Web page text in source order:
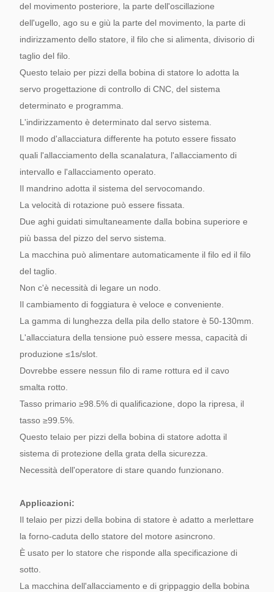
del movimento posteriore, la parte dell'oscillazione
dell'ugello, ago su e giù la parte del movimento, la parte di
indirizzamento dello statore, il filo che si alimenta, divisorio di
taglio del filo.
Questo telaio per pizzi della bobina di statore lo adotta la
servo progettazione di controllo di CNC, del sistema
determinato e programma.
L'indirizzamento è determinato dal servo sistema.
Il modo d'allacciatura differente ha potuto essere fissato
quali l'allacciamento della scanalatura, l'allacciamento di
intervallo e l'allacciamento operato.
Il mandrino adotta il sistema del servocomando.
La velocità di rotazione può essere fissata.
Due aghi guidati simultaneamente dalla bobina superiore e
più bassa del pizzo del servo sistema.
La macchina può alimentare automaticamente il filo ed il filo
del taglio.
Non c'è necessità di legare un nodo.
Il cambiamento di foggiatura è veloce e conveniente.
La gamma di lunghezza della pila dello statore è 50-130mm.
L'allacciatura della tensione può essere messa, capacità di
produzione ≤1s/slot.
Dovrebbe essere nessun filo di rame rottura ed il cavo
smalta rotto.
Tasso primario ≥98.5% di qualificazione, dopo la ripresa, il
tasso ≥99.5%.
Questo telaio per pizzi della bobina di statore adotta il
sistema di protezione della grata della sicurezza.
Necessità dell'operatore di stare quando funzionano.
Applicazioni:
Il telaio per pizzi della bobina di statore è adatto a merlettare
la forno-caduta dello statore del motore asincrono.
È usato per lo statore che risponde alla specificazione di
sotto.
La macchina dell'allacciamento e di grippaggio della bobina